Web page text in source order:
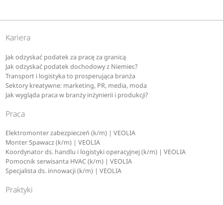
Kariera
Jak odzyskać podatek za pracę za granicą
Jak odzyskać podatek dochodowy z Niemiec?
Transport i logistyka to prosperująca branża
Sektory kreatywne: marketing, PR, media, moda
Jak wygląda praca w branży inżynierii i produkcji?
Praca
Elektromonter zabezpieczeń (k/m) | VEOLIA
Monter Spawacz (k/m) | VEOLIA
Koordynator ds. handlu i logistyki operacyjnej (k/m) | VEOLIA
Pomocnik serwisanta HVAC (k/m) | VEOLIA
Specjalista ds. innowacji (k/m) | VEOLIA
Praktyki